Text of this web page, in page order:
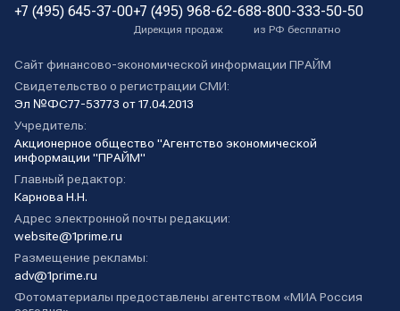
+7 (495) 645-37-00+7 (495) 968-62-68
Дирекция продаж
8-800-333-50-50
из РФ бесплатно
Сайт финансово-экономической информации ПРАЙМ
Свидетельство о регистрации СМИ:
Эл №ФС77-53773 от 17.04.2013
Учредитель:
Акционерное общество "Агентство экономической
информации "ПРАЙМ"
Главный редактор:
Карнова Н.Н.
Адрес электронной почты редакции:
website@1prime.ru
Размещение рекламы:
adv@1prime.ru
Фотоматериалы предоставлены агентством «МИА Россия